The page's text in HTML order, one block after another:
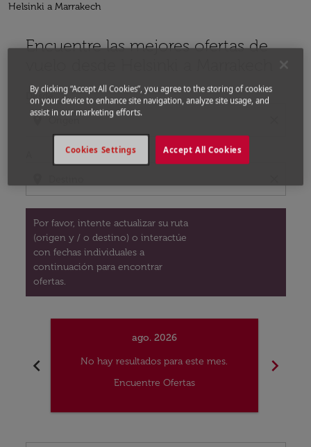
Helsinki a Marrakech
Encuentre las mejores ofertas de
Desde
location_on
Por favor, intente actualizar su ruta
(origen y / o destino) o interactúe
con fechas individuales a
continuación para encontrar
ofertas.
Por favor, intente actualizar su ruta (origen y / o
chevron_left
ago. 2026
No hay resultados para este mes.
Encuentre Ofertas
chevron_right
By clicking “Accept All Cookies”, you agree to the storing of cookies
on your device to enhance site navigation, analyze site usage, and
assist in our marketing efforts.
Accept All Cookies
Cookies Settings